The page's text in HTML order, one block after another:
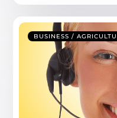
BUSINESS /